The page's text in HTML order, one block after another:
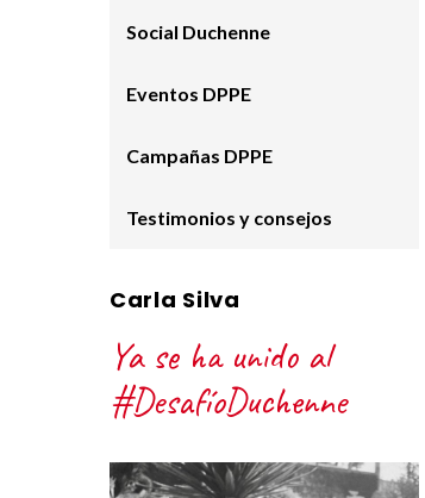
Social Duchenne
Eventos DPPE
Campañas DPPE
Testimonios y consejos
Carla Silva
Ya se ha unido al
#DesafíoDuchenne